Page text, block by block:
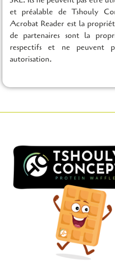
et préalable de Tshouly
Acrobat Reader est la
de partenaires sont la
respectifs et ne peuvent
autorisation.